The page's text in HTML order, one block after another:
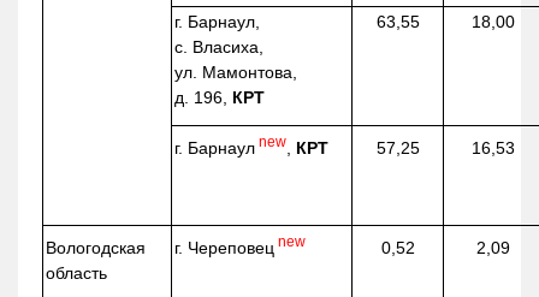
г. Барнаул,
с. Власиха,
ул. Мамонтова,
д. 196, КРТ
63,55 18,00
г. Барнаул new КРТ 57,25 16,53
Вологодская
область
г. Череповец new 0,52 2,09